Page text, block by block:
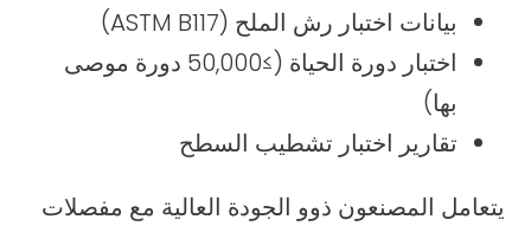
بيانات اختبار رش الملح (ASTM B117)
اختبار دورة الحياة (≥50,000 دورة موصى
بها)
تقارير اختبار تشطيب السطح
يتعامل المصنعون ذوو الجودة العالية مع مفصلات